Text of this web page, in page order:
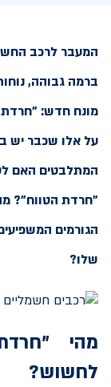
המעבר לרכב
ברמה גבוהה,
מונח חדש: "חרדת
על אלו שכבר יש
המתלבטים האם
"חרדת הטווח"?
הגורמים
שלו?
מהי
לחשוש?